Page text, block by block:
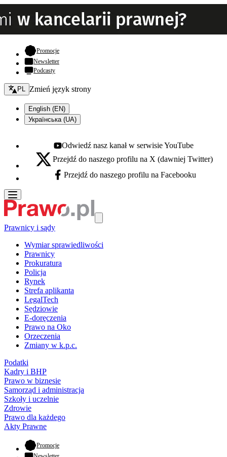
Promocje- otwiera się w nowej karcie
Newsletter
Podcasty
Zmień język - bieżący:
PL Zmień język strony
English (EN)
Українська (UA)
Youtube - otwiera się w nowej karcie
Odwiedź nasz kanał w serwisie YouTube
X - otwiera się w nowej karcie
Przejdź do naszego profilu na X (dawniej Twitter)
Facebook - otwiera się w nowej karcie
Przejdź do naszego profilu na Facebooku
Prawnicy i sądy
Wymiar sprawiedliwości
Prawnicy
Prokuratura
Policja
Rynek
Strefa aplikanta
LegalTech
Sędziowie
E-doręczenia
Prawo na Oko
Orzeczenia
Zmiany w k.p.c.
Podatki
Kadry i BHP
Prawo w biznesie
Samorząd i administracja
Szkoły i uczelnie
Zdrowie
Prawo dla każdego
Akty Prawne
Promocje- otwiera się w nowej karcie